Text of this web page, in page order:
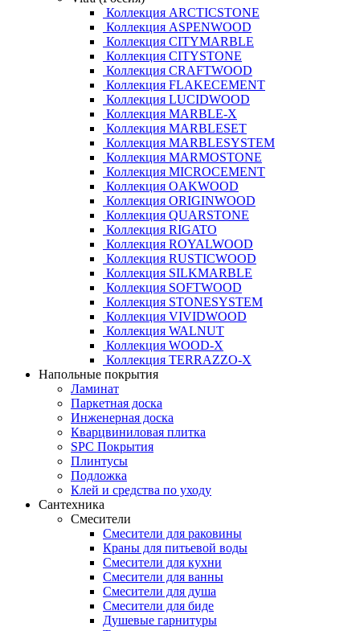
Коллекция ARCTICSTONE
Коллекция ASPENWOOD
Коллекция CITYMARBLE
Коллекция CITYSTONE
Коллекция CRAFTWOOD
Коллекция FLAKECEMENT
Коллекция LUCIDWOOD
Коллекция MARBLE-X
Коллекция MARBLESET
Коллекция MARBLESYSTEM
Коллекция MARMOSTONE
Коллекция MICROCEMENT
Коллекция OAKWOOD
Коллекция ORIGINWOOD
Коллекция QUARSTONE
Коллекция RIGATO
Коллекция ROYALWOOD
Коллекция RUSTICWOOD
Коллекция SILKMARBLE
Коллекция SOFTWOOD
Коллекция STONESYSTEM
Коллекция VIVIDWOOD
Коллекция WALNUT
Коллекция WOOD-X
Коллекция ТЕRRАZZO-X
Напольные покрытия
Ламинат
Паркетная доска
Инженерная доска
Кварцвиниловая плитка
SPC Покрытия
Плинтусы
Подложка
Клей и средства по уходу
Сантехника
Смесители
Смесители для раковины
Краны для питьевой воды
Смесители для кухни
Смесители для ванны
Смесители для душа
Смесители для биде
Душевые гарнитуры